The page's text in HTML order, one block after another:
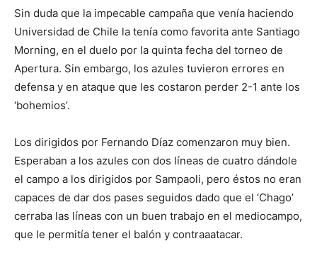
Sin duda que la impecable campaña que venía haciendo
Universidad de Chile la tenía como favorita ante Santiago
Morning, en el duelo por la quinta fecha del torneo de
Apertura. Sin embargo, los azules tuvieron errores en
defensa y en ataque que les costaron perder 2-1 ante los
‘bohemios’.
Los dirigidos por Fernando Díaz comenzaron muy bien.
Esperaban a los azules con dos líneas de cuatro dándole
el campo a los dirigidos por Sampaoli, pero éstos no eran
capaces de dar dos pases seguidos dado que el ‘Chago’
cerraba las líneas con un buen trabajo en el mediocampo,
que le permitía tener el balón y contraaatacar.